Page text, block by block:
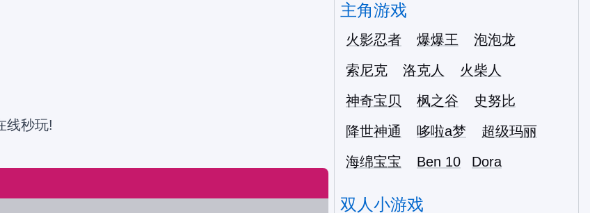
线秒玩!
主角游戏
火影忍者 爆爆王
泡泡龙
索尼克
洛克人
火柴人
神奇宝贝
枫之谷
史努比
降世神通
哆啦a梦
超级玛丽
海绵宝宝
Ben 10 Dora
双人小游戏